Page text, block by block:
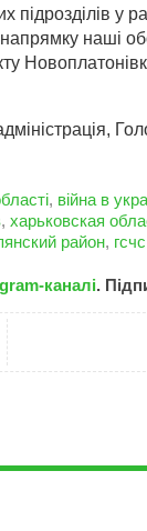
підрозділів у
наші
, війна в
, харьковская
район,
каналі.